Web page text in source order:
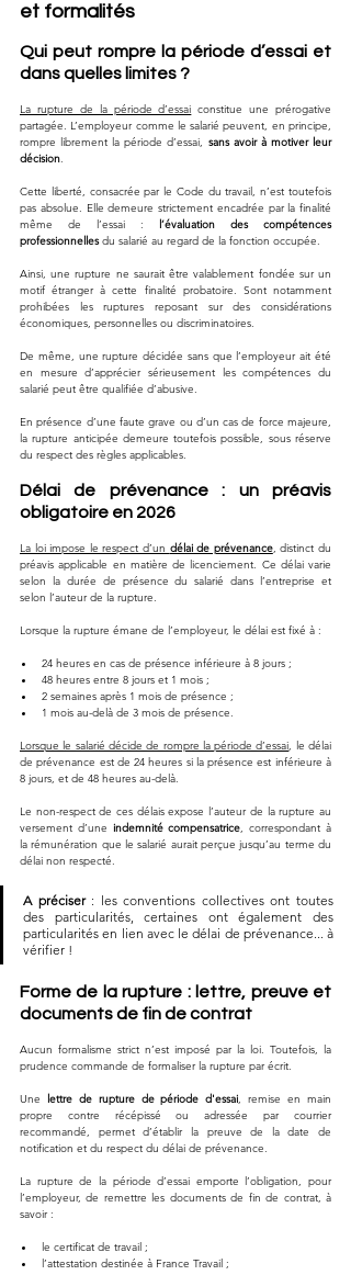
et formalités
Qui peut rompre la période d’essai et
dans quelles limites ?
La rupture de la période d’essai constitue une prérogative
partagée. L’employeur comme le salarié peuvent, en principe,
rompre librement la période d’essai, sans avoir à motiver leur
décision.
Cette liberté, consacrée par le Code du travail, n’est toutefois
pas absolue. Elle demeure strictement encadrée par la finalité
même de l’essai :
l’évaluation des compétences
professionnelles du salarié au regard de la fonction occupée.
Ainsi, une rupture ne saurait être valablement fondée sur un
motif étranger à cette finalité probatoire. Sont notamment
prohibées les ruptures reposant sur des considérations
économiques, personnelles ou discriminatoires.
De même, une rupture décidée sans que l’employeur ait été
en mesure d’apprécier sérieusement les compétences du
salarié peut être qualifiée d’abusive.
En présence d’une faute grave ou d’un cas de force majeure,
la rupture anticipée demeure toutefois possible, sous réserve
du respect des règles applicables.
Délai de prévenance : un préavis
obligatoire en 2026
La loi impose le respect d’un délai de prévenance, distinct du
préavis applicable en matière de licenciement. Ce délai varie
selon la durée de présence du salarié dans l’entreprise et
selon l’auteur de la rupture.
Lorsque la rupture émane de l’employeur, le délai est fixé à :
24 heures en cas de présence inférieure à 8 jours ;
48 heures entre 8 jours et 1 mois ;
2 semaines après 1 mois de présence ;
1 mois au-delà de 3 mois de présence.
Lorsque le salarié décide de rompre la période d’essai, le délai
de prévenance est de 24 heures si la présence est inférieure à
8 jours, et de 48 heures au-delà.
Le non-respect de ces délais expose l’auteur de la rupture au
versement d’une indemnité compensatrice, correspondant à
la rémunération que le salarié aurait perçue jusqu’au terme du
délai non respecté.
A préciser : les conventions collectives ont toutes
des particularités, certaines ont également des
particularités en lien avec le délai de prévenance... à
vérifier !
Forme de la rupture : lettre, preuve et
documents de fin de contrat
Aucun formalisme strict n’est imposé par la loi. Toutefois, la
prudence commande de formaliser la rupture par écrit.
Une lettre de rupture de période d'essai, remise en main
propre contre récépissé ou adressée par courrier
recommandé, permet d’établir la preuve de la date de
notification et du respect du délai de prévenance.
La rupture de la période d’essai emporte l’obligation, pour
l’employeur, de remettre les documents de fin de contrat, à
savoir :
le certificat de travail ;
l’attestation destinée à France Travail ;